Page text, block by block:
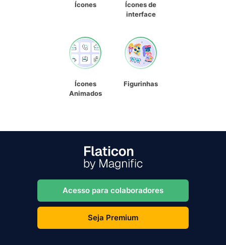
Ícones
Ícones de
interface
Ícones
Animados
Figurinhas
Acesso para colaboradores
Seja Premium